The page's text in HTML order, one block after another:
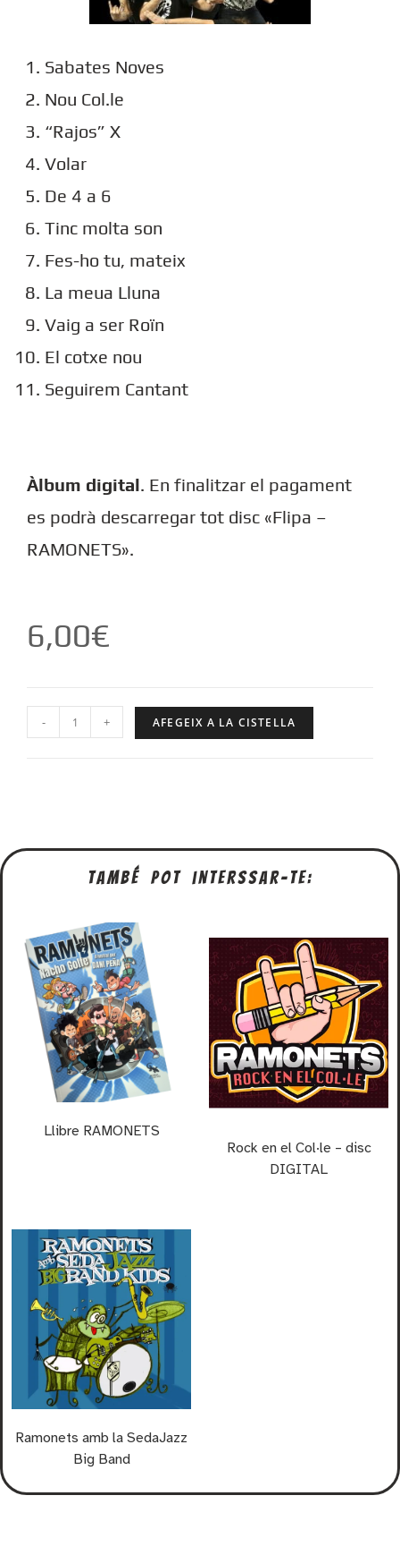
Sabates Noves
Nou Col.le
“Rajos” X
Volar
De 4 a 6
Tinc molta son
Fes-ho tu, mateix
La meua Lluna
Vaig a ser Roïn
El cotxe nou
Seguirem Cantant
Àlbum digital. En finalitzar el pagament
es podrà descarregar tot disc «Flipa –
RAMONETS».
6,00€
- + AFEGEIX A LA CISTELLA
També pot interssar-te:
Llibre RAMONETS
Rock en el Col·le – disc
DIGITAL
Ramonets amb la SedaJazz
Big Band